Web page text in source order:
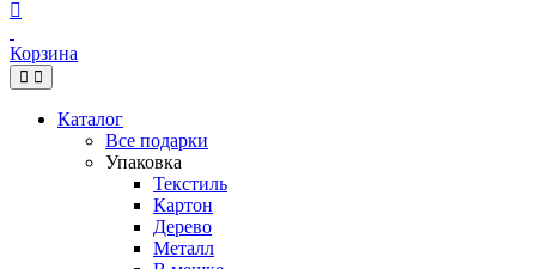
Корзина
Каталог
Все подарки
Упаковка
Текстиль
Картон
Дерево
Металл